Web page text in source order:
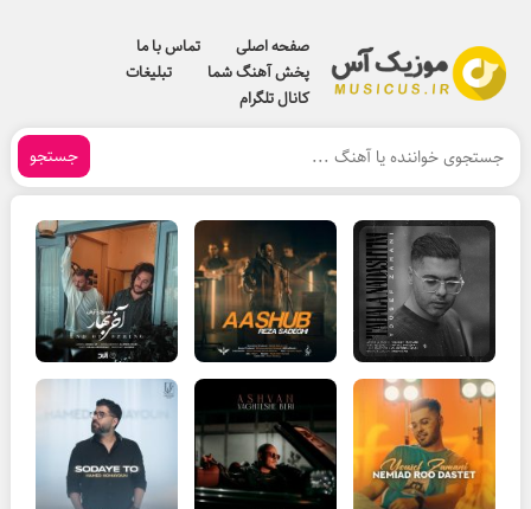
صفحه اصلی
تماس با ما
پخش آهنگ شما
تبلیغات
کانال تلگرام
جستجو